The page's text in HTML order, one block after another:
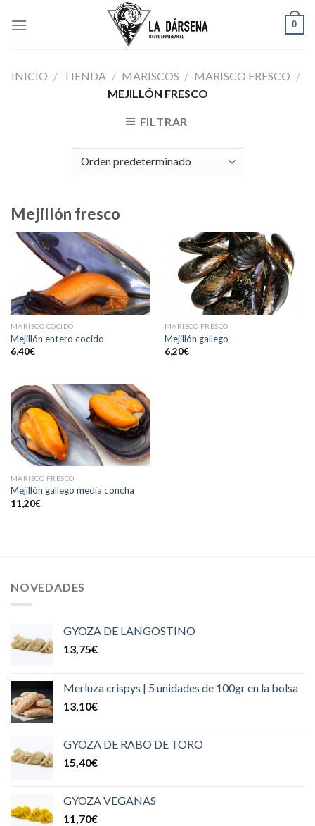
0
INICIO / TIENDA / MARISCOS / MARISCO FRESCO /
MEJILLÓN FRESCO
FILTRAR
Mejillón fresco
MARISCO COCIDO
Mejillón entero cocido
6,40€
MARISCO FRESCO
Mejillón gallego
6,20€
MARISCO FRESCO
Mejillón gallego media concha
11,20€
NOVEDADES
GYOZA DE LANGOSTINO
13,75€
Merluza crispys | 5 unidades de 100gr en la bolsa
13,10€
GYOZA DE RABO DE TORO
15,40€
GYOZA VEGANAS
11,70€